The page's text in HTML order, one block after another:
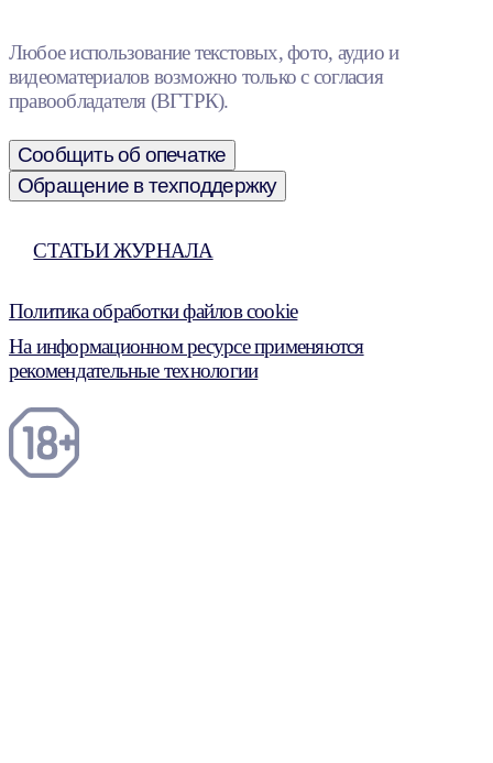
Любое использование текстовых, фото, аудио и
видеоматериалов возможно только с согласия
правообладателя (ВГТРК).
Сообщить об опечатке
Обращение в техподдержку
СТАТЬИ ЖУРНАЛА
Политика обработки файлов cookie
На информационном ресурсе применяются
рекомендательные технологии